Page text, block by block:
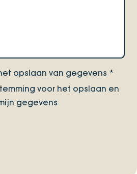
opslaan van gegevens *
voor het opslaan en
gegevens